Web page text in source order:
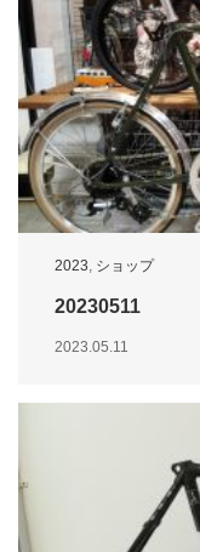
2023 ショップ
20230511
2023.05.11